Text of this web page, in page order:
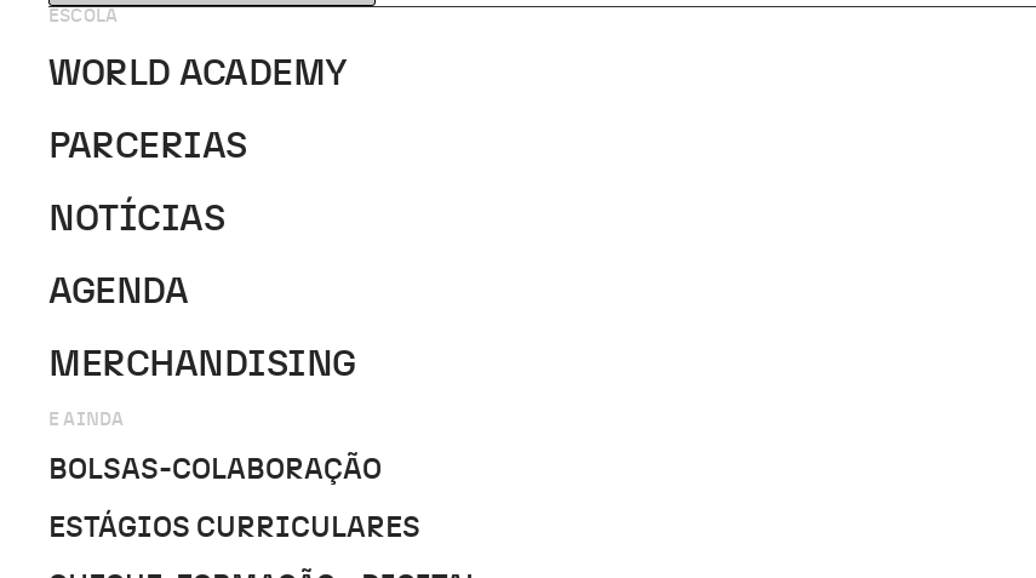
ESCOLA
WORLD ACADEMY
PARCERIAS
NOTÍCIAS
AGENDA
MERCHANDISING
E AINDA
BOLSAS-COLABORAÇÃO
ESTÁGIOS CURRICULARES